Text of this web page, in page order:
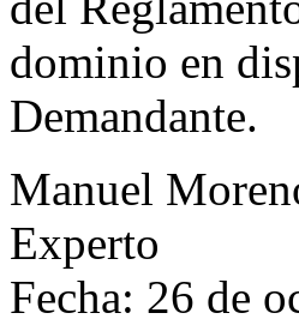
dominio en
Demandante.
Manuel
Experto
Fecha: 26 de